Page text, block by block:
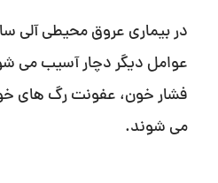
در بیماری عروق محیطی آلی
عوامل دیگر دچار آسیب می
فشار خون، عفونت رگ های
می شوند.